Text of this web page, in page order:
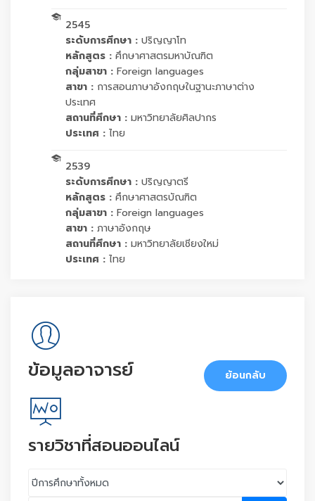
2545
ระดับการศึกษา : ปริญญาโท
หลักสูตร : ศึกษาศาสตรมหาบัณฑิต
กลุ่มสาขา : Foreign languages
สาขา : การสอนภาษาอังกฤษในฐานะภาษาต่าง
ประเทศ
สถานที่ศึกษา : มหาวิทยาลัยศิลปากร
ประเทศ : ไทย
2539
ระดับการศึกษา : ปริญญาตรี
หลักสูตร : ศึกษาศาสตรบัณฑิต
กลุ่มสาขา : Foreign languages
สาขา : ภาษาอังกฤษ
สถานที่ศึกษา : มหาวิทยาลัยเชียงใหม่
ประเทศ : ไทย
ข้อมูลอาจารย์ ย้อนกลับ
รายวิชาที่สอนออนไลน์